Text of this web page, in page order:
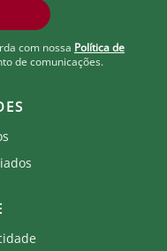
com nossa Política de
de comunicações.